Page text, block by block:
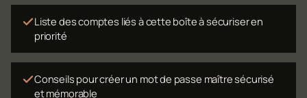
Liste des comptes liés à cette boîte à sécuriser en
priorité
Conseils pour créer un mot de passe maître sécurisé
et mémorable